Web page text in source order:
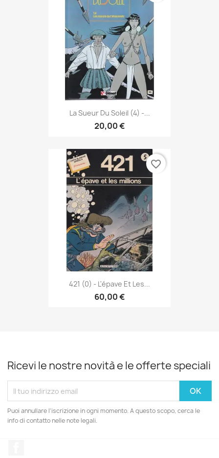
La Sueur Du Soleil (4) -...
20,00 €
421 (0) - L'épave Et Les...
60,00 €
favorite_border
Ricevi le nostre novità e le offerte speciali
Puoi annullare l'iscrizione in ogni momento. A questo scopo, cerca le
info di contatto nelle note legali.